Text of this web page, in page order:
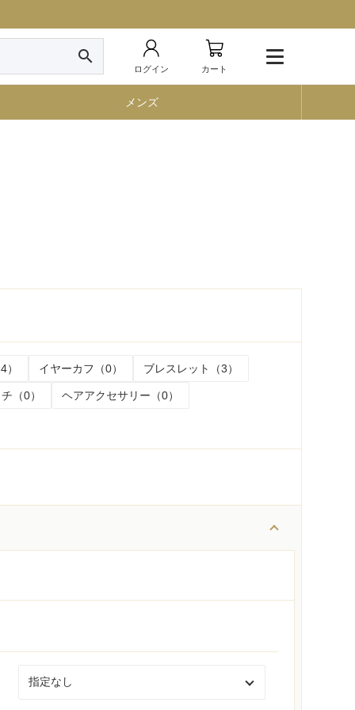
search
ログイン カート
メンズ
イヤーカフ（0） ブレスレット（3）
（0） ヘアアクセサリー（0）